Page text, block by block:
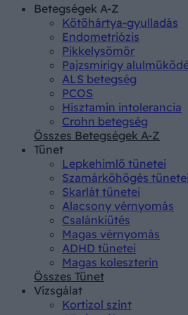
Betegségek A-Z
Kötőhártya-gyulladás
Endometriózis
Pikkelysömör
Pajzsmirigy
ALS betegség
PCOS
Hisztamin intolerancia
Crohn betegség
Összes Betegségek A-Z
Tünet
Lepkehimlő tünetei
Szamárköhögés tünetei
Skarlát tünetei
Alacsony vérnyomás
Csalánkiütés
Magas vérnyomás
ADHD tünetei
Magas koleszterin
Összes Tünet
Vizsgálat
Kortizol szint